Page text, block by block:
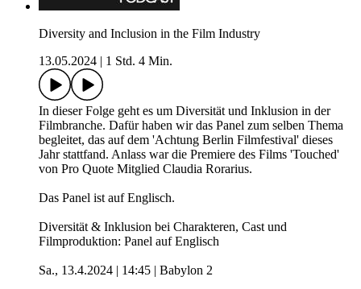
Diversity and Inclusion in the Film Industry
13.05.2024
1 Std. 4 Min.
In dieser Folge geht es um Diversität und Inklusion in der
Filmbranche. Dafür haben wir das Panel zum selben Thema
begleitet, das auf dem 'Achtung Berlin Filmfestival' dieses
Jahr stattfand. Anlass war die Premiere des Films 'Touched'
von Pro Quote Mitglied Claudia Rorarius.
Das Panel ist auf Englisch.
Diversität & Inklusion bei Charakteren, Cast und
Filmproduktion: Panel auf Englisch
Sa., 13.4.2024 | 14:45 | Babylon 2